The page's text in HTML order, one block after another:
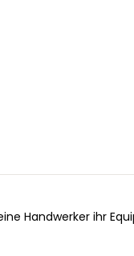
Handwerker ihr